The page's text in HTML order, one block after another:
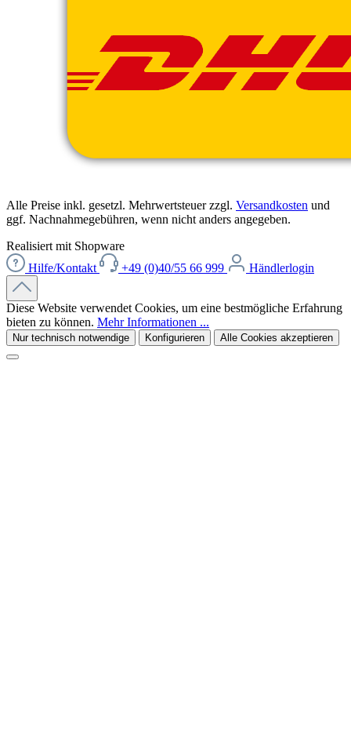
Alle Preise inkl. gesetzl. Mehrwertsteuer zzgl. Versandkosten und
ggf. Nachnahmegebühren, wenn nicht anders angegeben.
Realisiert mit Shopware
Hilfe/Kontakt
+49 (0)40/55 66 999 Händlerlogin
Diese Website verwendet Cookies, um eine bestmögliche Erfahrung
bieten zu können. Mehr Informationen ...
Nur technisch notwendige Konfigurieren Alle Cookies akzeptieren